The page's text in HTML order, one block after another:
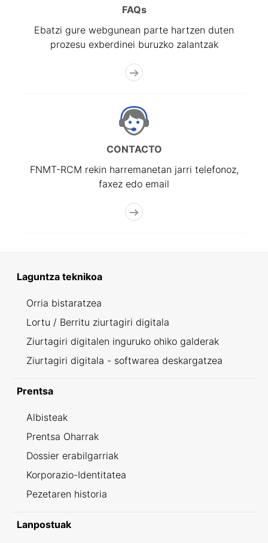
FAQs
Ebatzi gure webgunean parte hartzen duten
prozesu exberdinei buruzko zalantzak
CONTACTO
FNMT-RCM rekin harremanetan jarri telefonoz,
faxez edo email
Laguntza teknikoa
Orria bistaratzea
Lortu / Berritu ziurtagiri digitala
Ziurtagiri digitalen inguruko ohiko galderak
Ziurtagiri digitala - softwarea deskargatzea
Prentsa
Albisteak
Prentsa Oharrak
Dossier erabilgarriak
Korporazio-Identitatea
Pezetaren historia
Lanpostuak